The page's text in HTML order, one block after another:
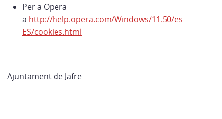
Per a Opera
a http://help.opera.com/Windows/11.50/es-
ES/cookies.html
Ajuntament de Jafre